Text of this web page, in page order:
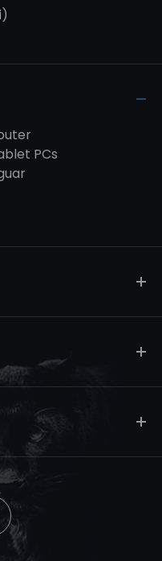
PCs